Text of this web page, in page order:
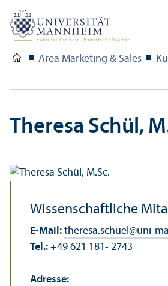
Area Marketing & Sales
Theresa Schül,
Wissenschaft­liche
E-Mail: theresa.schuel @uni-
Tel.: +49 621 181- 2743
Adresse: